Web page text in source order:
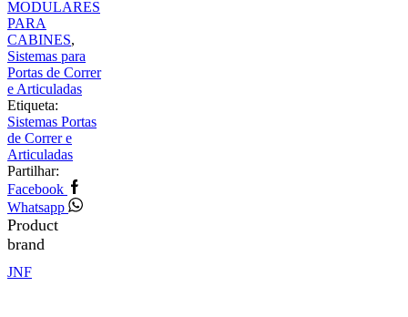
MODULARES
PARA
CABINES,
Sistemas para
Portas de Correr
e Articuladas
Etiqueta:
Sistemas Portas
de Correr e
Articuladas
Partilhar:
Facebook
Whatsapp
Product
brand
JNF